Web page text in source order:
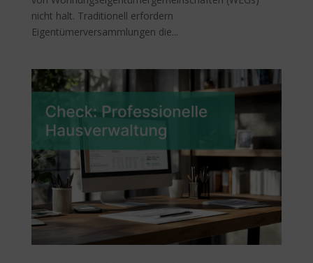
nicht halt. Traditionell erfordern
Eigentümerversammlungen die...